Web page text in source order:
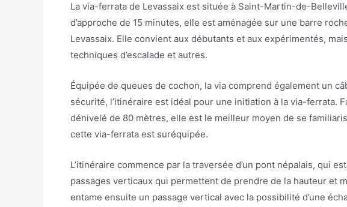
La via-ferrata de Levassaix est située à Saint-Martin-de-
d’approche de 15 minutes, elle est aménagée sur une barre
Levassaix. Elle convient aux débutants et aux expérimentés,
techniques d’escalade et autres.
Équipée de queues de cochon, la via comprend également un
sécurité, l’itinéraire est idéal pour une initiation à la via-ferrata.
dénivelé de 80 mètres, elle est le meilleur moyen de se
cette via-ferrata est suréquipée.
L’itinéraire commence par la traversée d’un pont népalais, qui
passages verticaux qui permettent de prendre de la hauteur et
entame ensuite un passage vertical avec la possibilité d’une